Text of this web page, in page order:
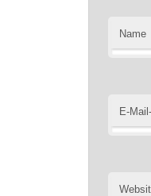
Name
E-